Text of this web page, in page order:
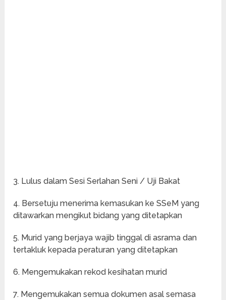
3. Lulus dalam Sesi Serlahan Seni / Uji Bakat
4. Bersetuju menerima kemasukan ke SSeM yang
ditawarkan mengikut bidang yang ditetapkan
5. Murid yang berjaya wajib tinggal di asrama dan
tertakluk kepada peraturan yang ditetapkan
6. Mengemukakan rekod kesihatan murid
7. Mengemukakan semua dokumen asal semasa